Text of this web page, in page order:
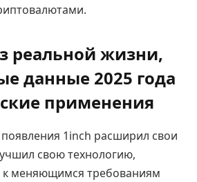
реальной жизни,
данные 2025 года
применения
1inch расширил свои
свою технологию,
к меняющимся требованиям